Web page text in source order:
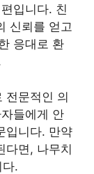
입니다. 친
신뢰를 얻고
응대로 환
전문적인 의
들에게 안
입니다. 만약
다면, 나무치
.